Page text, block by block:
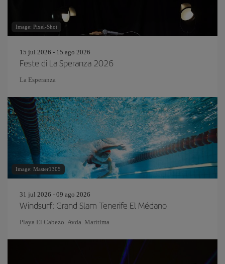
Image: Pixel-Shot
15 jul 2026 - 15 ago 2026
Feste di La Speranza 2026
La Esperanza
Image: Master1305
31 jul 2026 - 09 ago 2026
Windsurf: Grand Slam Tenerife El Médano
Playa El Cabezo. Avda. Marítima